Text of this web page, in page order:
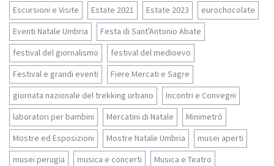
Escursioni e Visite
Estate 2021 Estate 2023
eurochocolate
Eventi Natale Umbria
Festa di Sant'Antonio Abate
festival del giornalismo
festival del medioevo
Festival e grandi eventi
Fiere Mercati e Sagre
giornata nazionale del trekking urbano
Incontri e Convegni
laboratori per bambini
Mercatini di Natale
Minimetrò
Mostre ed Esposizioni
Mostre Natale Umbria
musei aperti
musei perugia
musica e concerti
Musica e Teatro